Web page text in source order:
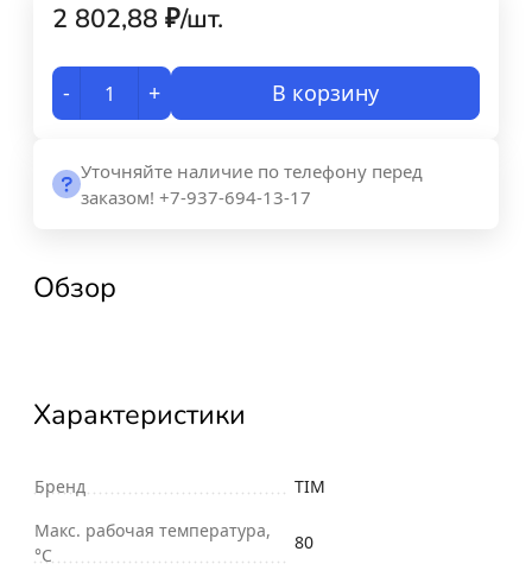
2 802,88 ₽/шт.
- + В корзину
Уточняйте наличие по телефону перед
заказом! +7-937-694-13-17
Обзор
Характеристики
Бренд
TIM
Макс. рабочая температура,
°С
80